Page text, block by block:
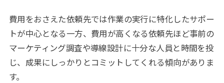
費用をおさえた依頼先では作業の実行に特化したサポー
トが中心となる一方、費用が高くなる依頼先ほど事前の
マーケティング調査や導線設計に十分な人員と時間を投
じ、成果にしっかりとコミットしてくれる傾向がありま
す。